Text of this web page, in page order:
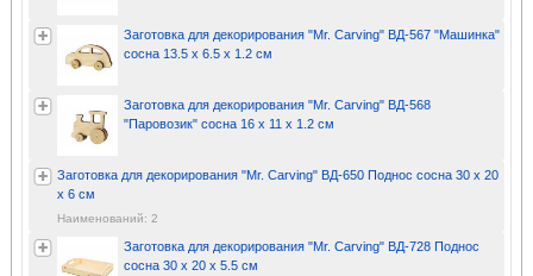
Заготовка для декорирования "Mr. Carving" ВД-567 "Машинка"
сосна 13.5 х 6.5 х 1.2 см
Заготовка для декорирования "Mr. Carving" ВД-568
"Паровозик" сосна 16 х 11 х 1.2 см
Заготовка для декорирования "Mr. Carving" ВД-650 Поднос сосна 30 х 20
х 6 см
Наименований: 2
Заготовка для декорирования "Mr. Carving" ВД-728 Поднос
сосна 30 х 20 х 5.5 см